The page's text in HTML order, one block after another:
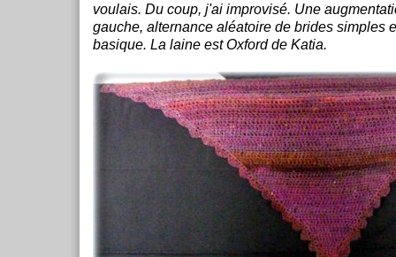
voulais. Du coup, j'ai improvisé. Une
gauche, alternance aléatoire de brides simples
basique. La laine est Oxford de Katia.